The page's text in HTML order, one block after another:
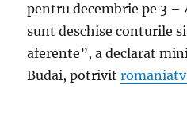
pentru decembrie pe 3 –
sunt deschise conturile
aferente”, a declarat
Budai, potrivit